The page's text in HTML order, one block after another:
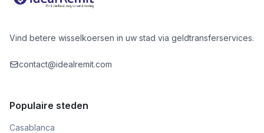
Vind betere wisselkoersen in uw stad via geldtransferservices.
contact@idealremit.com
Populaire steden
Casablanca